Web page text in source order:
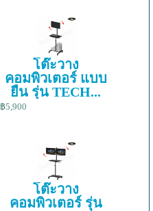
โต๊ะวาง
คอมพิวเตอร์ แบบ
ยืน รุ่น TECH...
฿5,900
โต๊ะวาง
คอมพิวเตอร์ รุ่น